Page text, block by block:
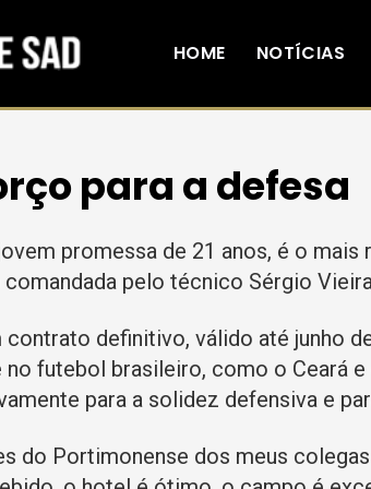
HOME NOTÍCIAS
para a defesa
promessa de 21 anos, é o
pelo técnico Sérgio
contrato definitivo, válido até junho
futebol brasileiro, como o Ceará
para a solidez defensiva e
do Portimonense dos meus